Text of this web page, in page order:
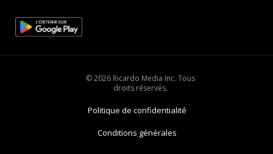
© 2026 Ricardo Media Inc. Tous
droits réservés.
Politique de confidentialité
Conditions générales